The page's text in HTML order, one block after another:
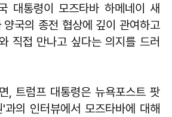
대통령이 모즈타바 하메네이 새
양국의 종전 협상에 깊이 관여하고
직접 만나고 싶다는 의지를 드러
, 트럼프 대통령은 뉴욕포스트 팟
의 인터뷰에서 모즈타바에 대해